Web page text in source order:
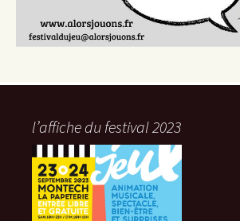
l’affiche du festival 2023